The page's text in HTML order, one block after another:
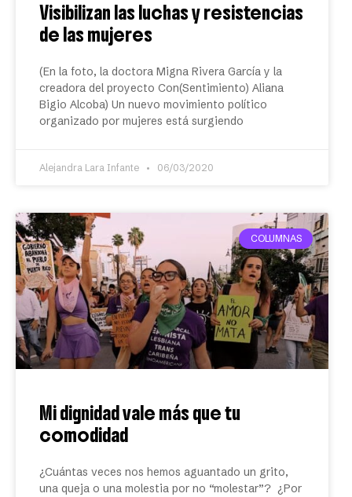
Visibilizan las luchas y resistencias
de las mujeres
(En la foto, la doctora Migna Rivera García y la
creadora del proyecto Con(Sentimiento) Aliana
Bigio Alcoba) Un nuevo movimiento político
organizado por mujeres está surgiendo
Alejandra Lara Infante 06/03/2020
COLUMNAS
Mi dignidad vale más que tu
comodidad
¿Cuántas veces nos hemos aguantado un grito,
una queja o una molestia por no “molestar”? ¿Por